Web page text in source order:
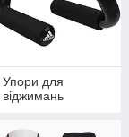
Упори для
віджимань